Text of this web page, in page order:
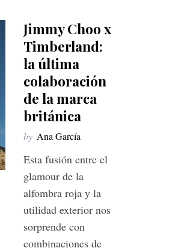
Jimmy Choo x
Timberland:
la última
colaboración
de la marca
británica
by Ana García
Esta fusión entre el
glamour de la
alfombra roja y la
utilidad exterior nos
sorprende con
combinaciones de